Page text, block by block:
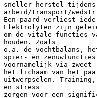
sneller herstel tijdens
arbeid/transport/
Een paard verliest
Elektrolyten zijn
om de vitale functies
houden. Zoals
o.a. de vochtbalans,
spier- en
voornamelijk via zweet
het lichaam van het
uitwerpselen. Training,
en stress
zorgen voor een